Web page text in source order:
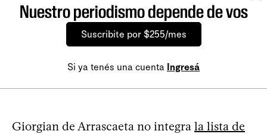
Nuestro periodismo depende de vos
Suscribite por $255/mes
Si ya tenés una cuenta Ingresá
Giorgian de Arrascaeta no integra la lista de